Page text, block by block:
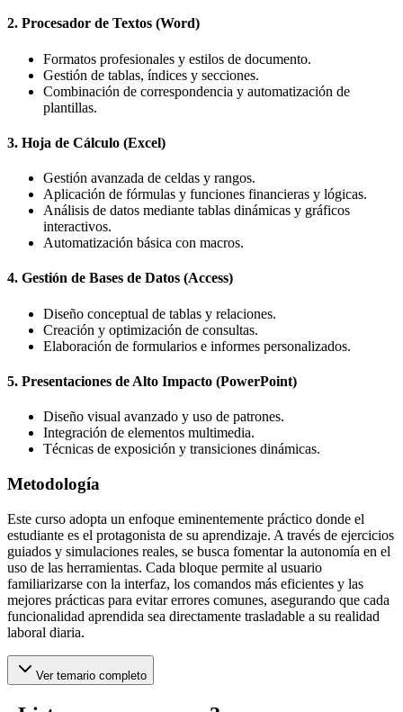
2. Procesador de Textos (Word)
Formatos profesionales y estilos de documento.
Gestión de tablas, índices y secciones.
Combinación de correspondencia y automatización de
plantillas.
3. Hoja de Cálculo (Excel)
Gestión avanzada de celdas y rangos.
Aplicación de fórmulas y funciones financieras y lógicas.
Análisis de datos mediante tablas dinámicas y gráficos
interactivos.
Automatización básica con macros.
4. Gestión de Bases de Datos (Access)
Diseño conceptual de tablas y relaciones.
Creación y optimización de consultas.
Elaboración de formularios e informes personalizados.
5. Presentaciones de Alto Impacto (PowerPoint)
Diseño visual avanzado y uso de patrones.
Integración de elementos multimedia.
Técnicas de exposición y transiciones dinámicas.
Metodología
Este curso adopta un enfoque eminentemente práctico donde el
estudiante es el protagonista de su aprendizaje. A través de ejercicios
guiados y simulaciones reales, se busca fomentar la autonomía en el
uso de las herramientas. Cada bloque permite al usuario
familiarizarse con la interfaz, los comandos más eficientes y las
mejores prácticas para evitar errores comunes, asegurando que cada
funcionalidad aprendida sea directamente trasladable a su realidad
laboral diaria.
Ver temario completo